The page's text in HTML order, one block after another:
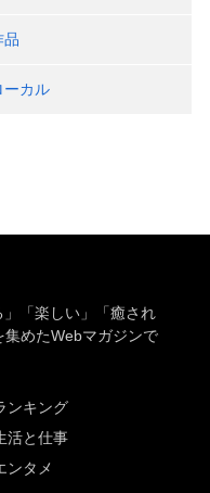
品
ーカル
「楽しい」「癒され
めたWebマガジンで
ンキング
活と仕事
ンタメ